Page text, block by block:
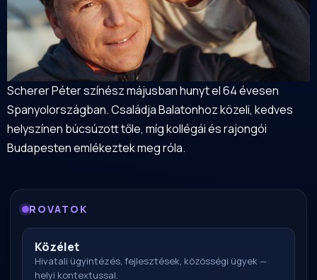
Scherer Péter színész májusban hunyt el 64 évesen
Spanyolországban. Családja Balatonhoz közeli, kedves
helyszínen búcsúzott tőle, míg kollégái és rajongói
Budapesten emlékeztek meg róla.
ROVATOK
Közélet
Hivatali ügyintézés, fejlesztések, közösségi ügyek —
helyi kontextussal.